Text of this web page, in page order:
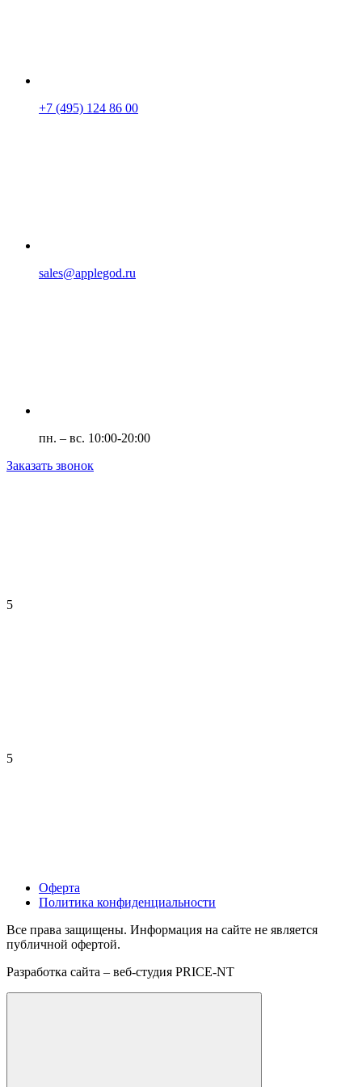
+7 (495) 124 86 00
sales@applegod.ru
пн. – вс. 10:00-20:00
Заказать звонок
5
5
Оферта
Политика конфиденциальности
Все права защищены. Информация на сайте не является
публичной офертой.
Разработка сайта – веб-студия PRICE-NT